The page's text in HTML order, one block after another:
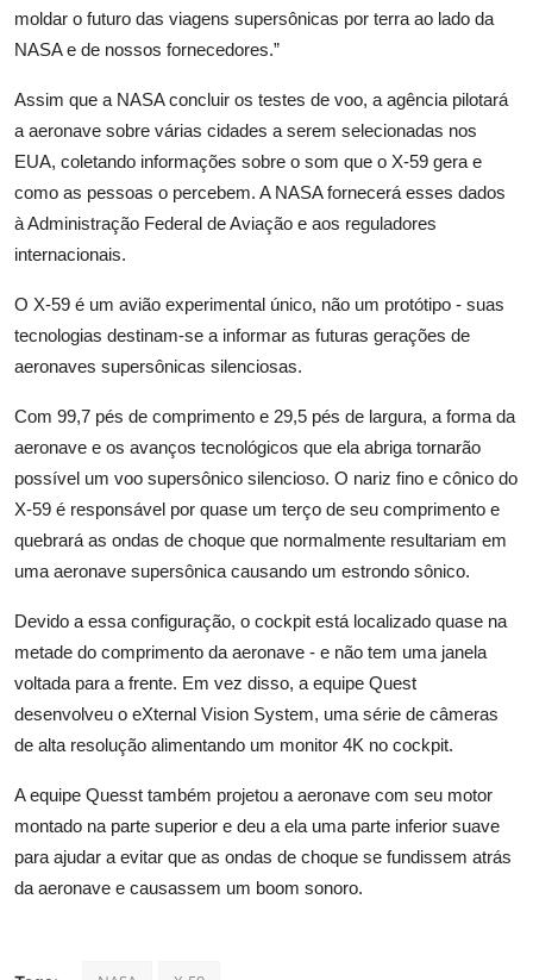
moldar o futuro das viagens supersônicas por terra ao lado da
NASA e de nossos fornecedores.”
Assim que a NASA concluir os testes de voo, a agência pilotará
a aeronave sobre várias cidades a serem selecionadas nos
EUA, coletando informações sobre o som que o X-59 gera e
como as pessoas o percebem. A NASA fornecerá esses dados
à Administração Federal de Aviação e aos reguladores
internacionais.
O X-59 é um avião experimental único, não um protótipo - suas
tecnologias destinam-se a informar as futuras gerações de
aeronaves supersônicas silenciosas.
Com 99,7 pés de comprimento e 29,5 pés de largura, a forma da
aeronave e os avanços tecnológicos que ela abriga tornarão
possível um voo supersônico silencioso. O nariz fino e cônico do
X-59 é responsável por quase um terço de seu comprimento e
quebrará as ondas de choque que normalmente resultariam em
uma aeronave supersônica causando um estrondo sônico.
Devido a essa configuração, o cockpit está localizado quase na
metade do comprimento da aeronave - e não tem uma janela
voltada para a frente. Em vez disso, a equipe Quest
desenvolveu o eXternal Vision System, uma série de câmeras
de alta resolução alimentando um monitor 4K no cockpit.
A equipe Quesst também projetou a aeronave com seu motor
montado na parte superior e deu a ela uma parte inferior suave
para ajudar a evitar que as ondas de choque se fundissem atrás
da aeronave e causassem um boom sonoro.